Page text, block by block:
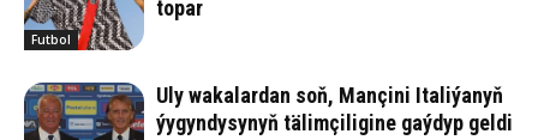
Futbol
topar
Uly wakalardan soň, Mançini Italiýanyň
ýygyndysynyň tälimçiligine gaýdyp geldi